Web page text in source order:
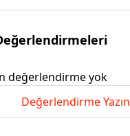
değerlendirme yok
Değerlendirme Yazın